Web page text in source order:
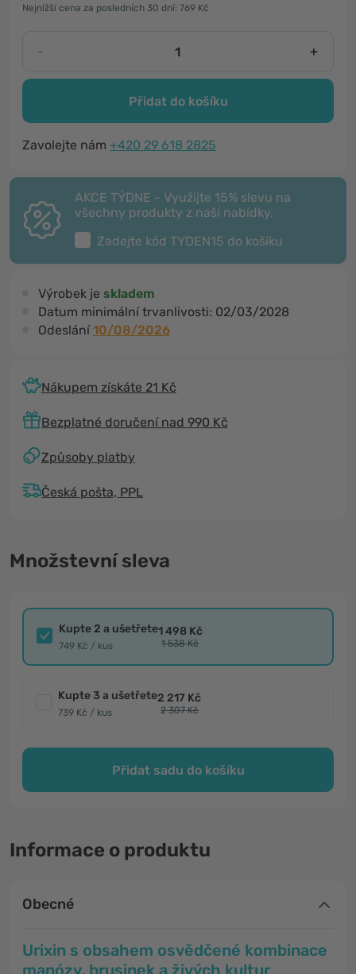
Nejnižší cena za posledních 30 dní: 769 Kč
- +
Přidat do košíku
Zavolejte nám +420 29 618 2825
AKCE TÝDNE - Využijte 15% slevu na
všechny produkty z naší nabídky.
Zadejte kód TYDEN15 do košíku
Výrobek je skladem
Datum minimální trvanlivosti: 02/03/2028
Odeslání10/08/2026
Nákupem získáte 21 Kč
Bezplatné doručení nad 990 Kč
Způsoby platby
Česká pošta, PPL
Množstevní sleva
Kupte 2 a ušetřete
749 Kč / kus
1 498 Kč
1 538 Kč
Kupte 3 a ušetřete
739 Kč / kus
2 217 Kč
2 307 Kč
Přidat sadu do košíku
Informace o produktu
Obecné
Urixin s obsahem osvědčené kombinace
manózy, brusinek a živých kultur